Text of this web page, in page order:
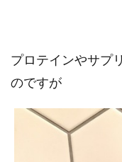
プロテインやサプ
のですが